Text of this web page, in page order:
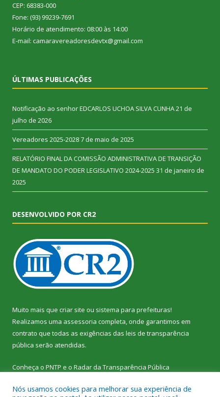
CEP: 68383-000
Fone: (93) 99239-7691
Horário de atendimento: 08:00 às 14:00
E-mail: camaravereadoresdevtx@gmail.com
ÚLTIMAS PUBLICAÇÕES
Notificação ao senhor EDCARLOS UCHOA SILVA CUNHA21 de
julho de 2026
Vereadores 2025-20287 de maio de 2025
RELATÓRIO FINAL DA COMISSÃO ADMINISTRATIVA DE TRANSIÇÃO
DE MANDATO DO PODER LEGISLATIVO 2024-2025 31 de janeiro de
2025
DESENVOLVIDO POR CR2
Muito mais que criar site ou sistema para prefeituras!
Realizamos uma assessoria completa, onde garantimos em
contrato que todas as exigências das leis de transparência
pública serão atendidas.
Conheça o PNTP e o Radar da Transparência Pública
Nós usamos cookies para melhorar sua experiência de